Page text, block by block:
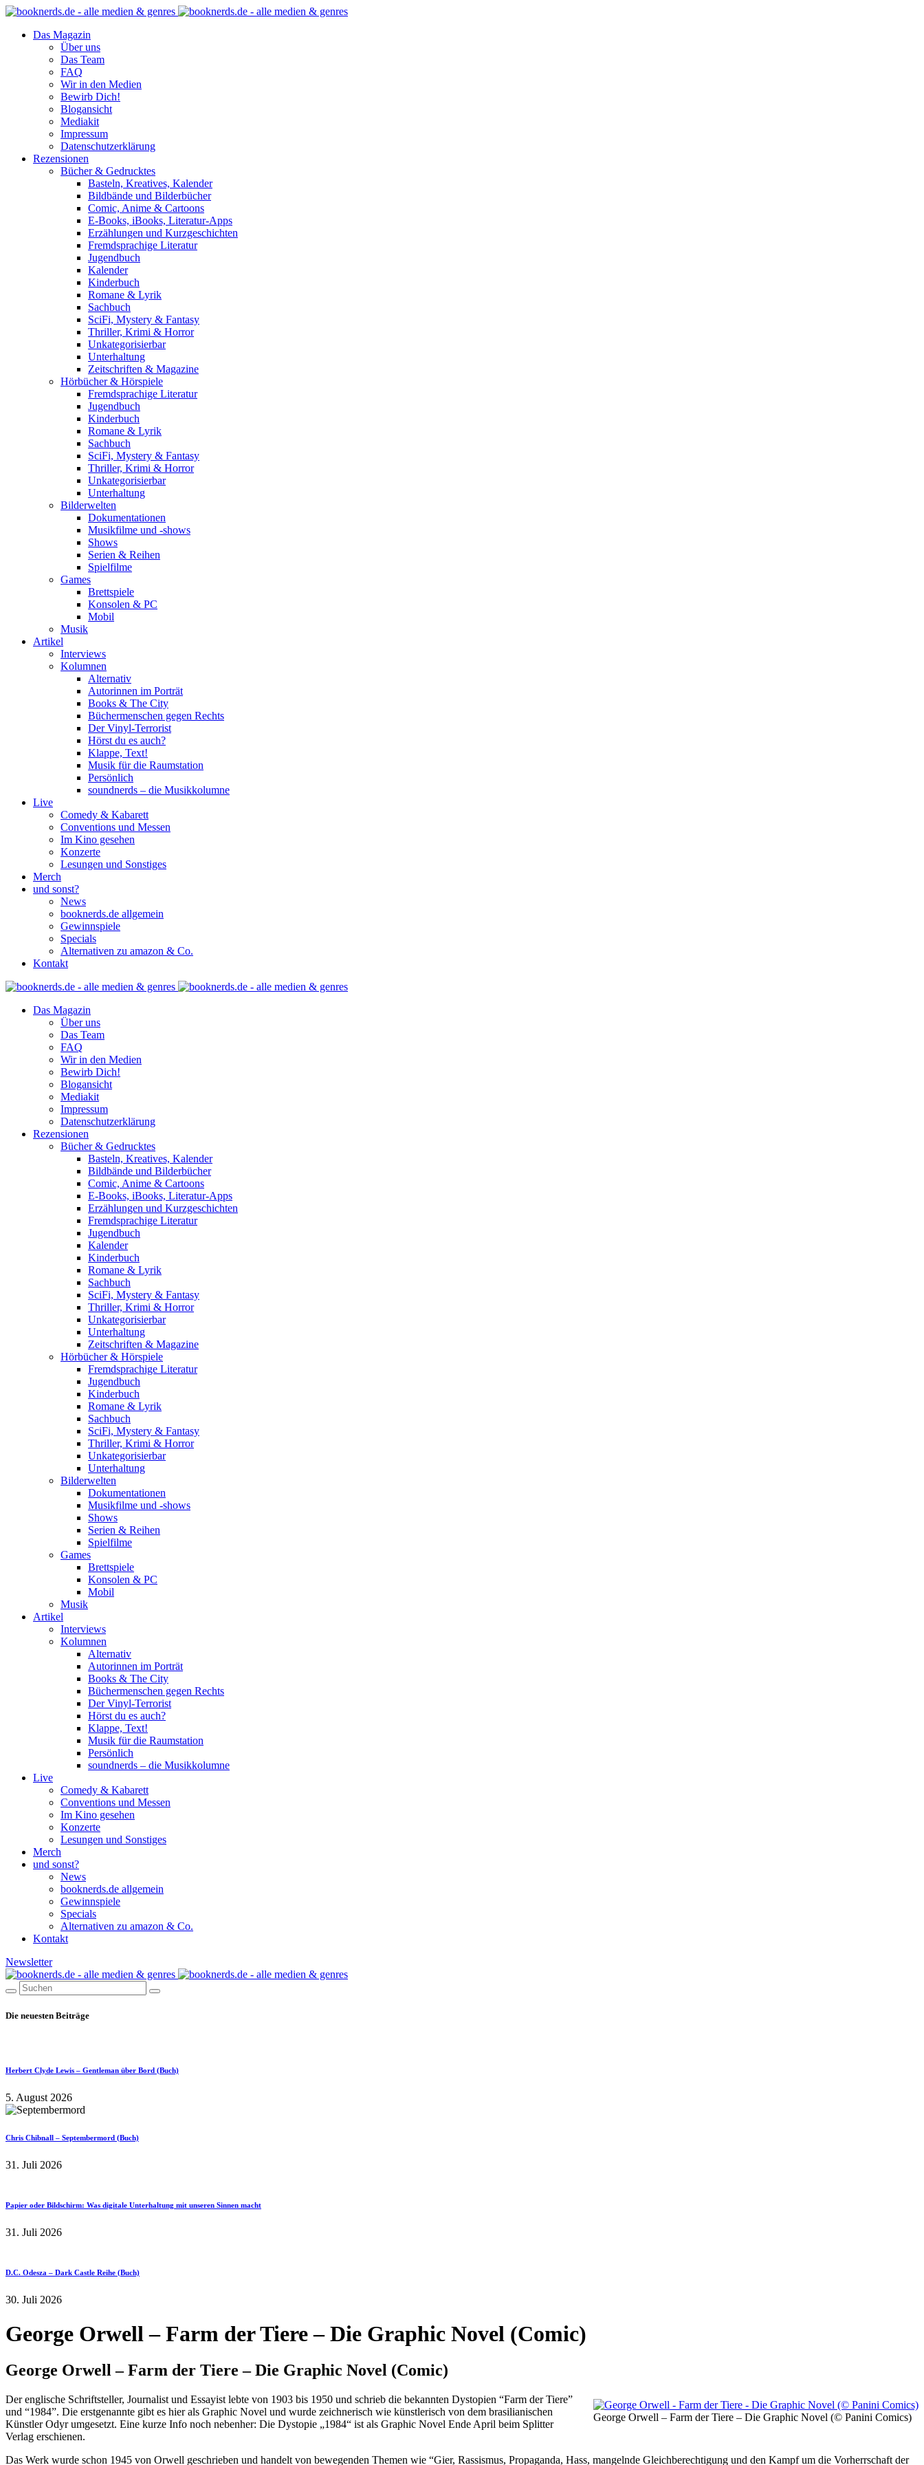
Das Magazin
Über uns
Das Team
FAQ
Wir in den Medien
Bewirb Dich!
Blogansicht
Mediakit
Impressum
Datenschutzerklärung
Rezensionen
Bücher & Gedrucktes
Basteln, Kreatives, Kalender
Bildbände und Bilderbücher
Comic, Anime & Cartoons
E-Books, iBooks, Literatur-Apps
Erzählungen und Kurzgeschichten
Fremdsprachige Literatur
Jugendbuch
Kalender
Kinderbuch
Romane & Lyrik
Sachbuch
SciFi, Mystery & Fantasy
Thriller, Krimi & Horror
Unkategorisierbar
Unterhaltung
Zeitschriften & Magazine
Hörbücher & Hörspiele
Fremdsprachige Literatur
Jugendbuch
Kinderbuch
Romane & Lyrik
Sachbuch
SciFi, Mystery & Fantasy
Thriller, Krimi & Horror
Unkategorisierbar
Unterhaltung
Bilderwelten
Dokumentationen
Musikfilme und -shows
Shows
Serien & Reihen
Spielfilme
Games
Brettspiele
Konsolen & PC
Mobil
Musik
Artikel
Interviews
Kolumnen
Alternativ
Autorinnen im Porträt
Books & The City
Büchermenschen gegen Rechts
Der Vinyl-Terrorist
Hörst du es auch?
Klappe, Text!
Musik für die Raumstation
Persönlich
soundnerds – die Musikkolumne
Live
Comedy & Kabarett
Conventions und Messen
Im Kino gesehen
Konzerte
Lesungen und Sonstiges
Merch
und sonst?
News
booknerds.de allgemein
Gewinnspiele
Specials
Alternativen zu amazon & Co.
Kontakt
Das Magazin
Über uns
Das Team
FAQ
Wir in den Medien
Bewirb Dich!
Blogansicht
Mediakit
Impressum
Datenschutzerklärung
Rezensionen
Bücher & Gedrucktes
Basteln, Kreatives, Kalender
Bildbände und Bilderbücher
Comic, Anime & Cartoons
E-Books, iBooks, Literatur-Apps
Erzählungen und Kurzgeschichten
Fremdsprachige Literatur
Jugendbuch
Kalender
Kinderbuch
Romane & Lyrik
Sachbuch
SciFi, Mystery & Fantasy
Thriller, Krimi & Horror
Unkategorisierbar
Unterhaltung
Zeitschriften & Magazine
Hörbücher & Hörspiele
Fremdsprachige Literatur
Jugendbuch
Kinderbuch
Romane & Lyrik
Sachbuch
SciFi, Mystery & Fantasy
Thriller, Krimi & Horror
Unkategorisierbar
Unterhaltung
Bilderwelten
Dokumentationen
Musikfilme und -shows
Shows
Serien & Reihen
Spielfilme
Games
Brettspiele
Konsolen & PC
Mobil
Musik
Artikel
Interviews
Kolumnen
Alternativ
Autorinnen im Porträt
Books & The City
Büchermenschen gegen Rechts
Der Vinyl-Terrorist
Hörst du es auch?
Klappe, Text!
Musik für die Raumstation
Persönlich
soundnerds – die Musikkolumne
Live
Comedy & Kabarett
Conventions und Messen
Im Kino gesehen
Konzerte
Lesungen und Sonstiges
Merch
und sonst?
News
booknerds.de allgemein
Gewinnspiele
Specials
Alternativen zu amazon & Co.
Kontakt
Newsletter
Die neuesten Beiträge
Herbert Clyde Lewis – Gentleman über Bord (Buch)
5. August 2026
Chris Chibnall – Septembermord (Buch)
31. Juli 2026
Papier oder Bildschirm: Was digitale Unterhaltung mit unseren Sinnen macht
31. Juli 2026
D.C. Odesza – Dark Castle Reihe (Buch)
30. Juli 2026
George Orwell – Farm der Tiere – Die Graphic Novel (Comic)
George Orwell – Farm der Tiere – Die Graphic Novel (Comic)
George Orwell – Farm der Tiere – Die Graphic Novel (© Panini Comics)
Der englische Schriftsteller, Journalist und Essayist lebte von 1903 bis 1950 und schrieb die bekannten Dystopien “Farm der Tiere”
und “1984”. Die erstgenannte gibt es hier als Graphic Novel und wurde zeichnerisch wie künstlerisch von dem brasilianischen
Künstler Odyr umgesetzt. Eine kurze Info noch nebenher: Die Dystopie „1984“ ist als Graphic Novel Ende April beim Splitter
Verlag erschienen.
Das Werk wurde schon 1945 von Orwell geschrieben und handelt von bewegenden Themen wie “Gier, Rassismus, Propaganda, Hass, mangelnde Gleichberechtigung und den Kampf um die Vorherrschaft der